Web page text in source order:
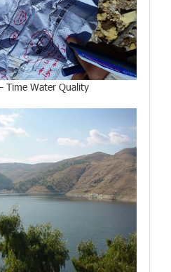
Time Water Quality